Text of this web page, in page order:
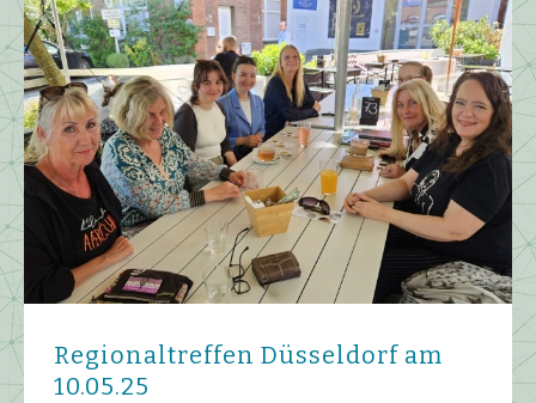
Regionaltreffen Düsseldorf am
10.05.25